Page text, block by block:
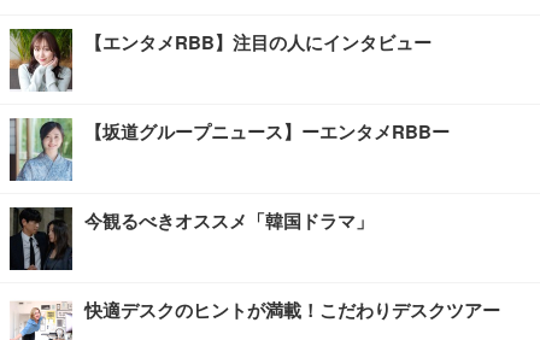
【エンタメRBB】注目の人にインタビュー
【坂道グループニュース】ーエンタメRBBー
今観るべきオススメ「韓国ドラマ」
快適デスクのヒントが満載！こだわりデスクツアー